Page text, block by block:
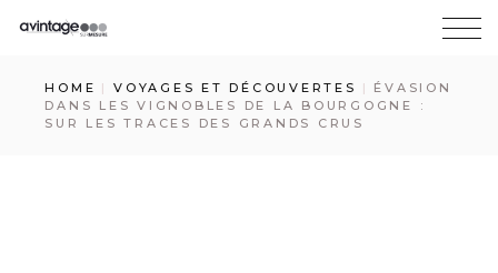
HOME VOYAGES ET DÉCOUVERTES
ÉVASION
DANS LES VIGNOBLES DE LA BOURGOGNE :
SUR LES TRACES DES GRANDS CRUS